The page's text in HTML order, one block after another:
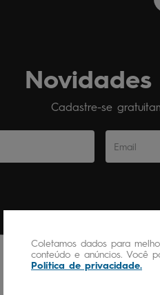
Coletamos dados para
conteúdo e anúncios. Você
Política de privacidade.
Cadastre-se